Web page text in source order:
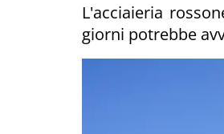
L'acciaieria
giorni potrebbe